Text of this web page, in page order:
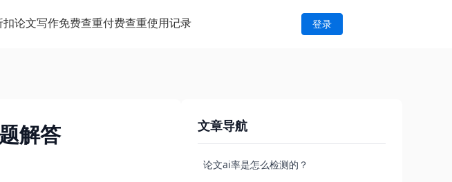
扣论文写作免费查重付费查重使用记录 登录
解答 文章导航
论文ai率是怎么检测的？